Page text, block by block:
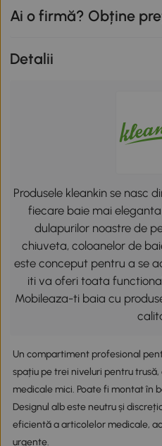
Ai o firmă? Obține
Detalii
Produsele kleankin se nasc
fiecare baie mai
dulapurilor noastre de
chiuveta, coloanelor de
este conceput pentru a se
iti va oferi toata
Mobileaza-ti baia cu
Un compartiment profesional
spațiu pe trei niveluri pentru
medicale mici. Poate fi montat în
Designul alb este neutru și
eficientă a articolelor medicale,
urgente.